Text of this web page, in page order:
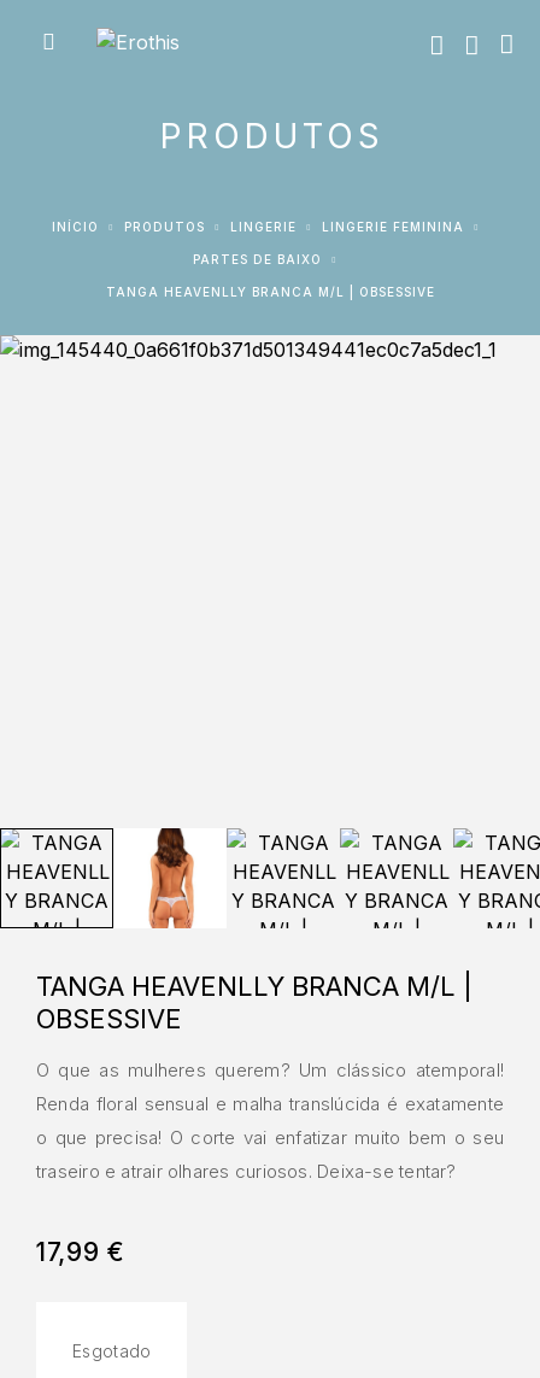
PRODUTOS
INÍCIO PRODUTOS LINGERIE LINGERIE FEMININA
PARTES DE BAIXO
TANGA HEAVENLLY BRANCA M/L | OBSESSIVE
TANGA HEAVENLLY BRANCA M/L |
OBSESSIVE
O que as mulheres querem? Um clássico atemporal!
Renda floral sensual e malha translúcida é exatamente
o que precisa! O corte vai enfatizar muito bem o seu
traseiro e atrair olhares curiosos. Deixa-se tentar?
17,99 €
Esgotado